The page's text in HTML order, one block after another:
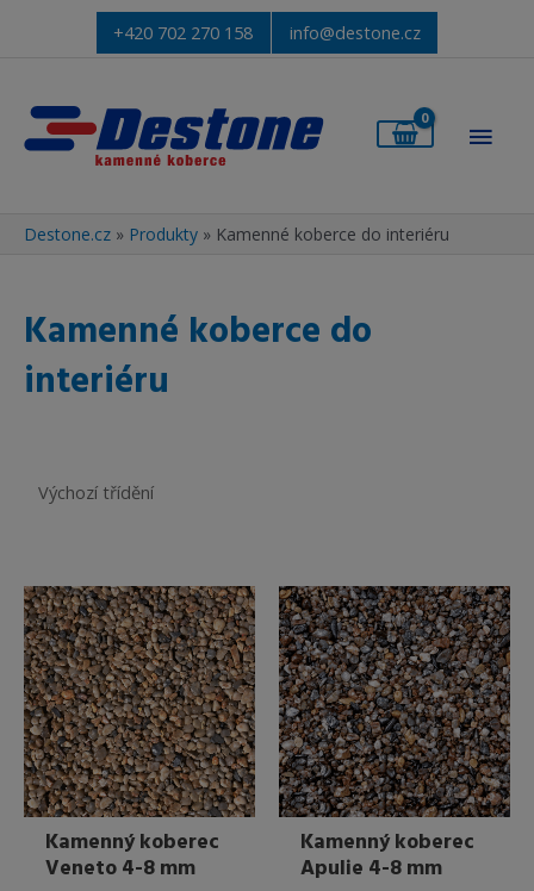
+420 702 270 158 info@destone.cz
Destone.cz » Produkty » Kamenné koberce do interiéru
Kamenné koberce do
interiéru
Kamenný koberec
Veneto 4-8 mm
Kamenný koberec
Apulie 4-8 mm